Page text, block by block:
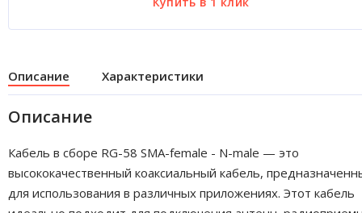
Описание Характеристики
Описание
Кабель в сборе RG-58 SMA-female - N-male — это
высококачественный коаксиальный кабель,
для использования в различных приложениях. Этот кабель